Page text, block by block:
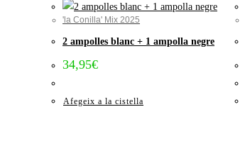
'la Conilla' Mix 2025
2 ampolles blanc + 1 ampolla negre
34,95€
Afegeix a la cistella